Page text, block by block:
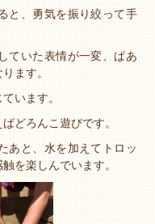
と、勇気を振り絞って手
ていた表情が一変、ぱあ
ます。
います。
どろんこ遊びです。
あと、水を加えてトロッ
を楽しんでいます。